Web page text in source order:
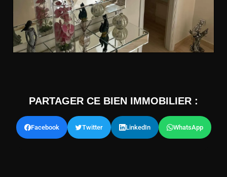
PARTAGER CE BIEN IMMOBILIER :
Facebook Twitter LinkedIn WhatsApp